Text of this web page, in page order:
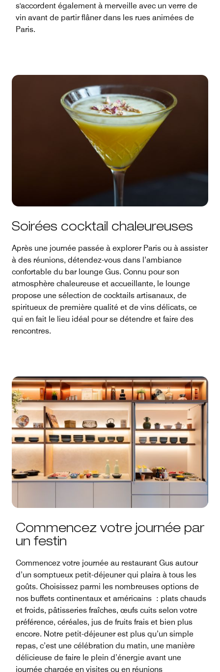
s'accordent également à merveille avec un verre de
vin avant de partir flâner dans les rues animées de
Paris.
Soirées cocktail chaleureuses
Après une journée passée à explorer Paris ou à assister
à des réunions, détendez-vous dans l’ambiance
confortable du bar lounge Gus. Connu pour son
atmosphère chaleureuse et accueillante, le lounge
propose une sélection de cocktails artisanaux, de
spiritueux de première qualité et de vins délicats, ce
qui en fait le lieu idéal pour se détendre et faire des
rencontres.
Commencez votre journée par
un festin
Commencez votre journée au restaurant Gus autour
d’un somptueux petit-déjeuner qui plaira à tous les
goûts. Choisissez parmi les nombreuses options de
nos buffets continentaux et américains : plats chauds
et froids, pâtisseries fraîches, œufs cuits selon votre
préférence, céréales, jus de fruits frais et bien plus
encore. Notre petit-déjeuner est plus qu’un simple
repas, c’est une célébration du matin, une manière
délicieuse de faire le plein d’énergie avant une
journée chargée en visites ou en réunions